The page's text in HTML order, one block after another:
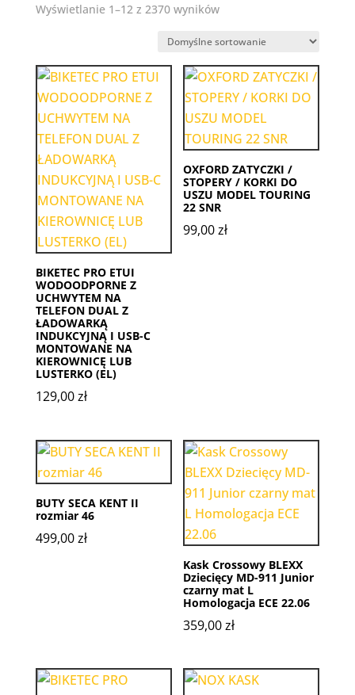
Wyświetlanie 1–12 z 2370 wyników
BIKETEC PRO ETUI
WODOODPORNE Z
UCHWYTEM NA
TELEFON DUAL Z
ŁADOWARKĄ
INDUKCYJNĄ I USB-C
MONTOWANE NA
KIEROWNICĘ LUB
LUSTERKO (EL)
129,00zł
OXFORD ZATYCZKI /
STOPERY / KORKI DO
USZU MODEL TOURING
22 SNR
99,00zł
BUTY SECA KENT II
rozmiar 46
499,00zł
Kask Crossowy BLEXX
Dziecięcy MD-911 Junior
czarny mat L
Homologacja ECE 22.06
359,00zł